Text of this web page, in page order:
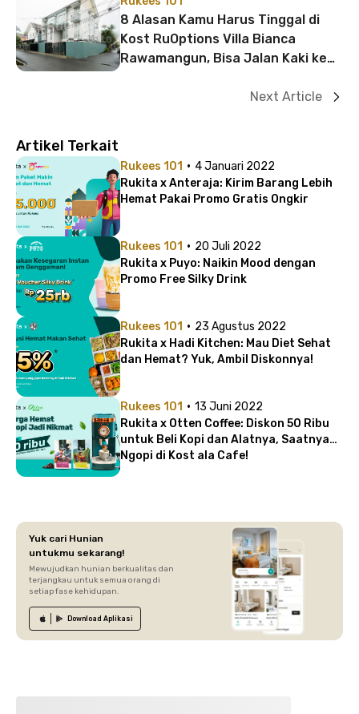
8 Alasan Kamu Harus Tinggal di
Kost RuOptions Villa Bianca
Rawamangun, Bisa Jalan Kaki ke
Next Article
Artikel Terkait
Rukees 101 · 4 Januari 2022
Rukita x Anteraja: Kirim Barang Lebih
Hemat Pakai Promo Gratis Ongkir
Rukees 101 · 20 Juli 2022
Rukita x Puyo: Naikin Mood dengan
Promo Free Silky Drink
Rukees 101 · 23 Agustus 2022
Rukita x Hadi Kitchen: Mau Diet Sehat
dan Hemat? Yuk, Ambil Diskonnya!
Rukees 101 · 13 Juni 2022
Rukita x Otten Coffee: Diskon 50 Ribu
untuk Beli Kopi dan Alatnya, Saatnya
Ngopi di Kost ala Cafe!
Yuk cari Hunian
untukmu sekarang!
Mewujudkan hunian berkualitas dan
terjangkau untuk semua orang di
setiap fase kehidupan.
Download Aplikasi